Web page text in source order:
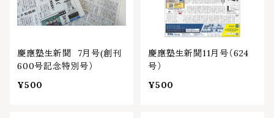
慶應塾生新聞 7月号(創刊
600号記念特別号）
¥500
慶應塾生新聞11月号（624
号）
¥500